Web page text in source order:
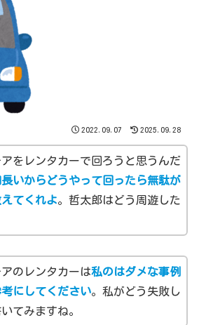
2022.09.07 2025.09.28
をレンタカーで回ろうと思うんだ
いからどうやって回ったら無駄が
てくれよ。哲太郎はどう周遊した
のレンタカーは私のはダメな事例
にしてください。私がどう失敗し
てみますね。